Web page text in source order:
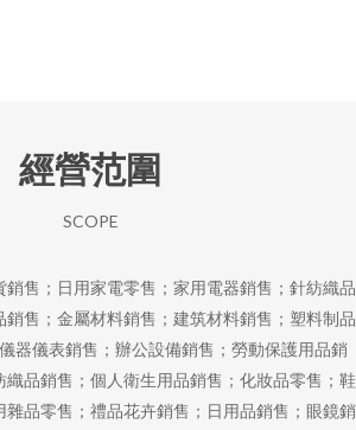
經營范圍
SCOPE
售；日用家電零售；家用電器銷售；針紡織品
銷售；金屬材料銷售；建筑材料銷售；塑料制品
器儀表銷售；辦公設備銷售；勞動保護用品銷
品銷售；個人衛生用品銷售；化妝品零售；鞋
品零售；禮品花卉銷售；日用品銷售；眼鏡銷